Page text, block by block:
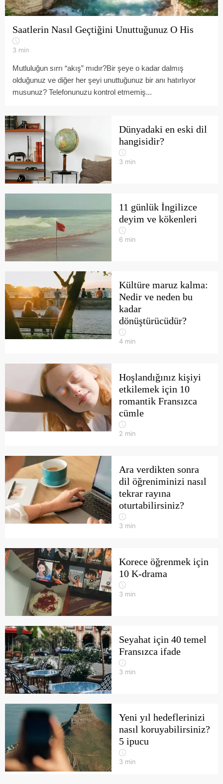
Saatlerin Nasıl Geçtiğini Unuttuğunuz O His
3 min
Mutluluğun sırrı “akış” mıdır?Bir şeye o kadar dalmış
olduğunuz ve diğer her şeyi unuttuğunuz bir anı hatırlıyor
musunuz? Telefonunuzu kontrol etmemiş...
Dünyadaki en eski dil
hangisidir?
3 min
11 günlük İngilizce
deyim ve kökenleri
6 min
Kültüre maruz kalma:
Nedir ve neden bu
kadar
dönüştürücüdür?
4 min
Hoşlandığınız kişiyi
etkilemek için 10
romantik Fransızca
cümle
2 min
Ara verdikten sonra
dil öğreniminizi nasıl
tekrar rayına
oturtabilirsiniz?
3 min
Korece öğrenmek için
10 K-drama
3 min
Seyahat için 40 temel
Fransızca ifade
3 min
Yeni yıl hedeflerinizi
nasıl koruyabilirsiniz?
5 ipucu
3 min